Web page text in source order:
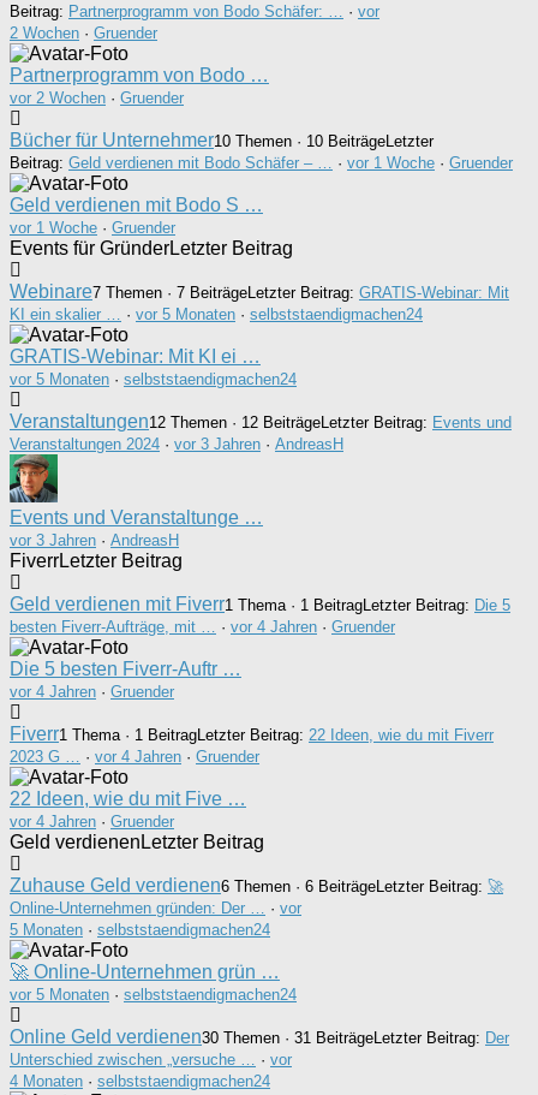
Beitrag: Partnerprogramm von Bodo Schäfer: … · vor
2 Wochen · Gruender
Partnerprogramm von Bodo …
vor 2 Wochen · Gruender
Bücher für Unternehmer10 Themen · 10 BeiträgeLetzter
Beitrag: Geld verdienen mit Bodo Schäfer – … · vor 1 Woche · Gruender
Geld verdienen mit Bodo S …
vor 1 Woche · Gruender
Events für GründerLetzter Beitrag
Webinare7 Themen · 7 BeiträgeLetzter Beitrag: GRATIS-Webinar: Mit
KI ein skalier …
· vor 5 Monaten · selbststaendigmachen24
GRATIS-Webinar: Mit KI ei …
vor 5 Monaten · selbststaendigmachen24
Veranstaltungen12 Themen · 12 BeiträgeLetzter Beitrag: Events und
Veranstaltungen 2024 · vor 3 Jahren · AndreasH
Events und Veranstaltunge …
vor 3 Jahren · AndreasH
FiverrLetzter Beitrag
Geld verdienen mit Fiverr1 Thema · 1 BeitragLetzter Beitrag: Die 5
besten Fiverr-Aufträge, mit …
· vor 4 Jahren · Gruender
Die 5 besten Fiverr-Auftr …
vor 4 Jahren · Gruender
Fiverr1 Thema · 1 BeitragLetzter Beitrag: 22 Ideen, wie du mit Fiverr
2023 G …
· vor 4 Jahren · Gruender
22 Ideen, wie du mit Five …
vor 4 Jahren · Gruender
Geld verdienen Letzter Beitrag
Zuhause Geld verdienen6 Themen · 6 BeiträgeLetzter Beitrag: 🚀
Online-Unternehmen gründen: Der …
· vor
5 Monaten · selbststaendigmachen24
🚀 Online-Unternehmen grün …
vor 5 Monaten · selbststaendigmachen24
Online Geld verdienen30 Themen · 31 BeiträgeLetzter Beitrag: Der
Unterschied zwischen „versuche …
· vor
4 Monaten · selbststaendigmachen24